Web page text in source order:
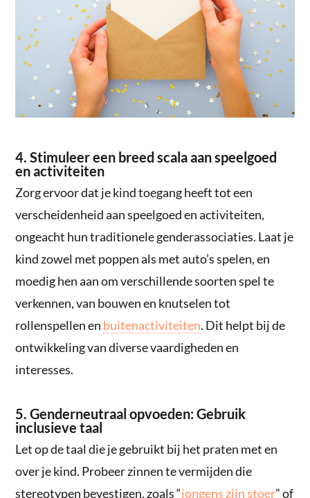
4. Stimuleer een breed scala aan speelgoed
en activiteiten
Zorg ervoor dat je kind toegang heeft tot een
verscheidenheid aan speelgoed en activiteiten,
ongeacht hun traditionele genderassociaties. Laat je
kind zowel met poppen als met auto’s spelen, en
moedig hen aan om verschillende soorten spel te
verkennen, van bouwen en knutselen tot
rollenspellen en buitenactiviteiten. Dit helpt bij de
ontwikkeling van diverse vaardigheden en
interesses.
5. Genderneutraal opvoeden: Gebruik
inclusieve taal
Let op de taal die je gebruikt bij het praten met en
over je kind. Probeer zinnen te vermijden die
stereotypen bevestigen, zoals “jongens zijn stoer” of